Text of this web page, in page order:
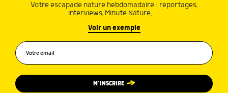
Votre escapade nature hebdomadaire : reportages,
interviews, Minute Nature, …
Voir un exemple
M’INSCRIRE